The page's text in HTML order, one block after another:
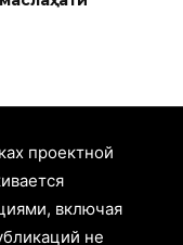
проектной
включая
не